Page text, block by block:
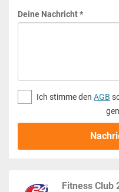
Deine Nachricht *
Ich stimme den AGB
Fitness Club